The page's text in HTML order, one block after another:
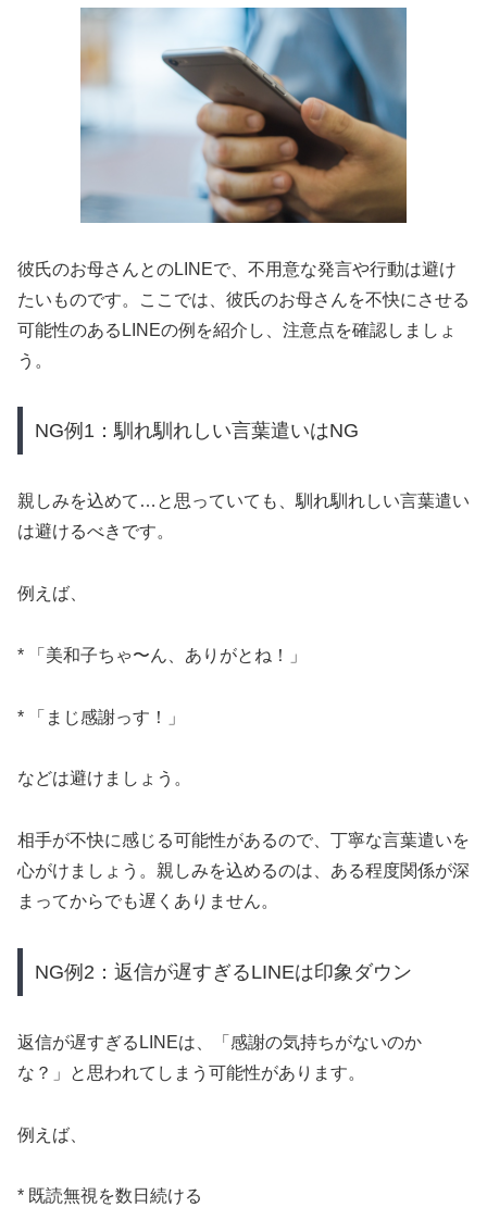
彼氏のお母さんとのLINEで、不用意な発言や行動は避け
たいものです。ここでは、彼氏のお母さんを不快にさせる
可能性のあるLINEの例を紹介し、注意点を確認しましょ
う。
NG例1：馴れ馴れしい言葉遣いはNG
親しみを込めて…と思っていても、馴れ馴れしい言葉遣い
は避けるべきです。
例えば、
* 「美和子ちゃ〜ん、ありがとね！」
* 「まじ感謝っす！」
などは避けましょう。
相手が不快に感じる可能性があるので、丁寧な言葉遣いを
心がけましょう。親しみを込めるのは、ある程度関係が深
まってからでも遅くありません。
NG例2：返信が遅すぎるLINEは印象ダウン
返信が遅すぎるLINEは、「感謝の気持ちがないのか
な？」と思われてしまう可能性があります。
例えば、
* 既読無視を数日続ける